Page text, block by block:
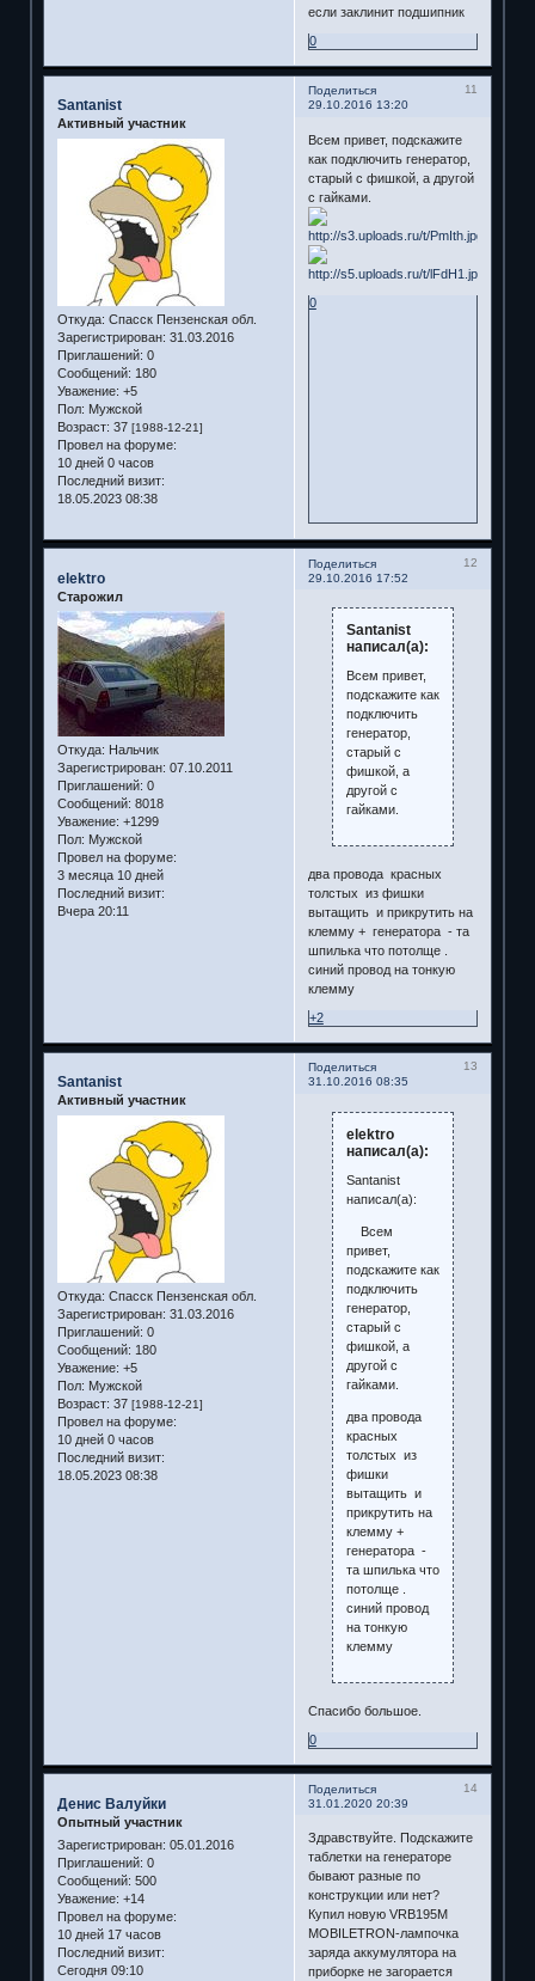
если заклинит подшипник
0
Поделиться
11
29.10.2016 13:20
Santanist
Активный участник
Откуда: Спасск Пензенская обл.
Зарегистрирован: 31.03.2016
Приглашений: 0
Сообщений: 180
Уважение: +5
Пол: Мужской
Возраст: 37 [1988-12-21]
Провел на форуме:
10 дней 0 часов
Последний визит:
18.05.2023 08:38
Всем привет, подскажите
как подключить генератор,
старый с фишкой, а другой
с гайками.
0
Поделиться
12
29.10.2016 17:52
elektro
Старожил
Откуда: Нальчик
Зарегистрирован: 07.10.2011
Приглашений: 0
Сообщений: 8018
Уважение: +1299
Пол: Мужской
Провел на форуме:
3 месяца 10 дней
Последний визит:
Вчера 20:11
Santanist
написал(а):
Всем привет,
подскажите как
подключить
генератор,
старый с
фишкой, а
другой с
гайками.
два провода красных
толстых из фишки
вытащить и прикрутить на
клемму + генератора - та
шпилька что потолще .
синий провод на тонкую
клемму
+2
Поделиться
13
31.10.2016 08:35
Santanist
Активный участник
Откуда: Спасск Пензенская обл.
Зарегистрирован: 31.03.2016
Приглашений: 0
Сообщений: 180
Уважение: +5
Пол: Мужской
Возраст: 37 [1988-12-21]
Провел на форуме:
10 дней 0 часов
Последний визит:
18.05.2023 08:38
elektro
написал(а):
Santanist
написал(а):
Всем
привет,
подскажите как
подключить
генератор,
старый с
фишкой, а
другой с
гайками.
два провода
красных
толстых из
фишки
вытащить и
прикрутить на
клемму +
генератора -
та шпилька что
потолще .
синий провод
на тонкую
клемму
Спасибо большое.
0
Поделиться
14
31.01.2020 20:39
Денис Валуйки
Опытный участник
Зарегистрирован: 05.01.2016
Приглашений: 0
Сообщений: 500
Уважение: +14
Провел на форуме:
10 дней 17 часов
Последний визит:
Сегодня 09:10
Здравствуйте. Подскажите
таблетки на генераторе
бывают разные по
конструкции или нет?
Купил новую VRB195M
MOBILETRON-лампочка
заряда аккумулятора на
приборке не загорается